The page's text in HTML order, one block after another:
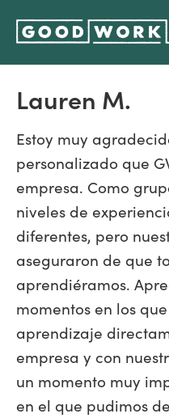
Lauren M.
Estoy muy
personalizado que
empresa. Como
niveles de
diferentes, pero
aseguraron de que
aprendiéramos.
momentos en los
aprendizaje
empresa y con
un momento muy
en el que pudimos